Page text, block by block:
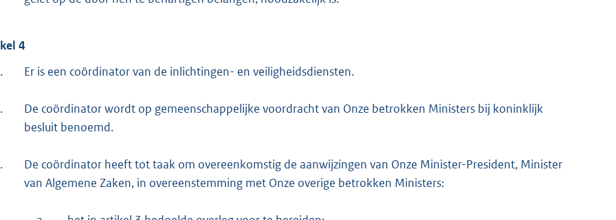
4
Er is een coördinator van de inlichtingen- en veiligheidsdiensten.
De coördinator wordt op gemeenschappelijke voordracht van Onze betrokken Ministers bij koninklijk
besluit benoemd.
De coördinator heeft tot taak om overeenkomstig de aanwijzingen van Onze Minister-President, Minister
van Algemene Zaken, in overeenstemming met Onze overige betrokken Ministers: